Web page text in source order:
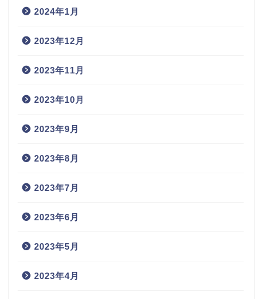
2024年1月
2023年12月
2023年11月
2023年10月
2023年9月
2023年8月
2023年7月
2023年6月
2023年5月
2023年4月